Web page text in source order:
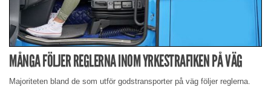
MÅNGA FÖLJER REGLERNA INOM YRKESTRAFIKEN PÅ VÄG
Majoriteten bland de som utför godstransporter på väg följer reglerna.